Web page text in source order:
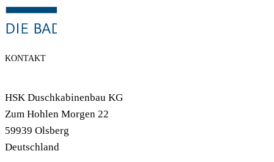
KONTAKT
HSK Duschkabinenbau KG
Zum Hohlen Morgen 22
59939 Olsberg
Deutschland